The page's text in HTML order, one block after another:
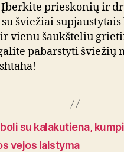
prieskonių ir
šviežiai
vienu šaukšteliu
pabarstyti šviežių
su kalakutiena,
vejos laistyma